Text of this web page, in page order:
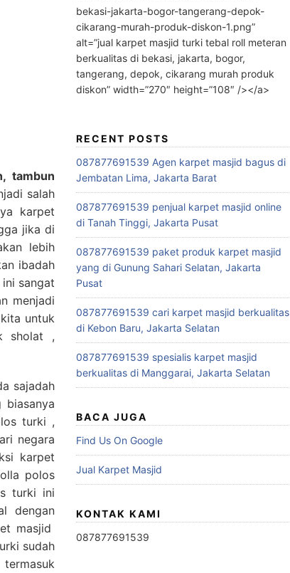
tambun
salah
karpet
jika di
lebih
ibadah
sangat
menjadi
untuk
sholat ,
sajadah
turki ,
negara
karpet
polos
turki ini
dengan
masjid
sudah
bekasi-jakarta-bogor-tangerang-depok-
cikarang-murah-produk-diskon-1.png”
alt=”jual karpet masjid turki tebal roll meteran
berkualitas di bekasi, jakarta, bogor,
tangerang, depok, cikarang murah produk
diskon” width=”270″ height=”108″ /></a>
RECENT POSTS
087877691539 Agen karpet masjid bagus di
Jembatan Lima, Jakarta Barat
087877691539 penjual karpet masjid online
di Tanah Tinggi, Jakarta Pusat
087877691539 paket produk karpet masjid
yang di Gunung Sahari Selatan, Jakarta
Pusat
087877691539 cari karpet masjid berkualitas
di Kebon Baru, Jakarta Selatan
087877691539 spesialis karpet masjid
berkualitas di Manggarai, Jakarta Selatan
BACA JUGA
Find Us On Google
Jual Karpet Masjid
KONTAK KAMI
087877691539